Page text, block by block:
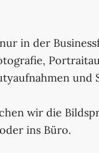
in der
und
wir die
ins Büro.